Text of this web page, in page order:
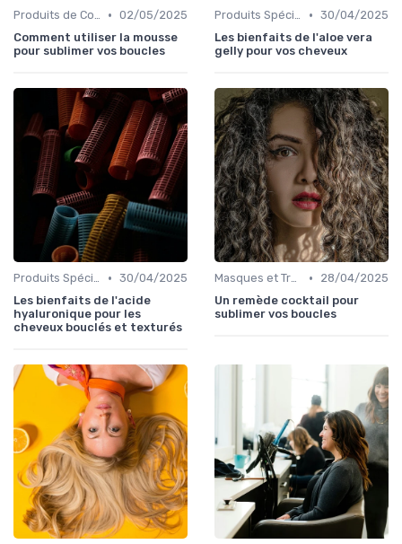
Produits de Coiffage • 02/05/2025
Comment utiliser la mousse
pour sublimer vos boucles
Produits Spécifiques (Anti-Frisottis, Hydratants) • 30/04/2025
Les bienfaits de l'aloe vera
gelly pour vos cheveux
Produits Spécifiques (Anti-Frisottis, Hydratants) • 30/04/2025
Les bienfaits de l'acide
hyaluronique pour les
cheveux bouclés et texturés
Masques et Traitements en Profondeur •
28/04/2025
Un remède cocktail pour
sublimer vos boucles